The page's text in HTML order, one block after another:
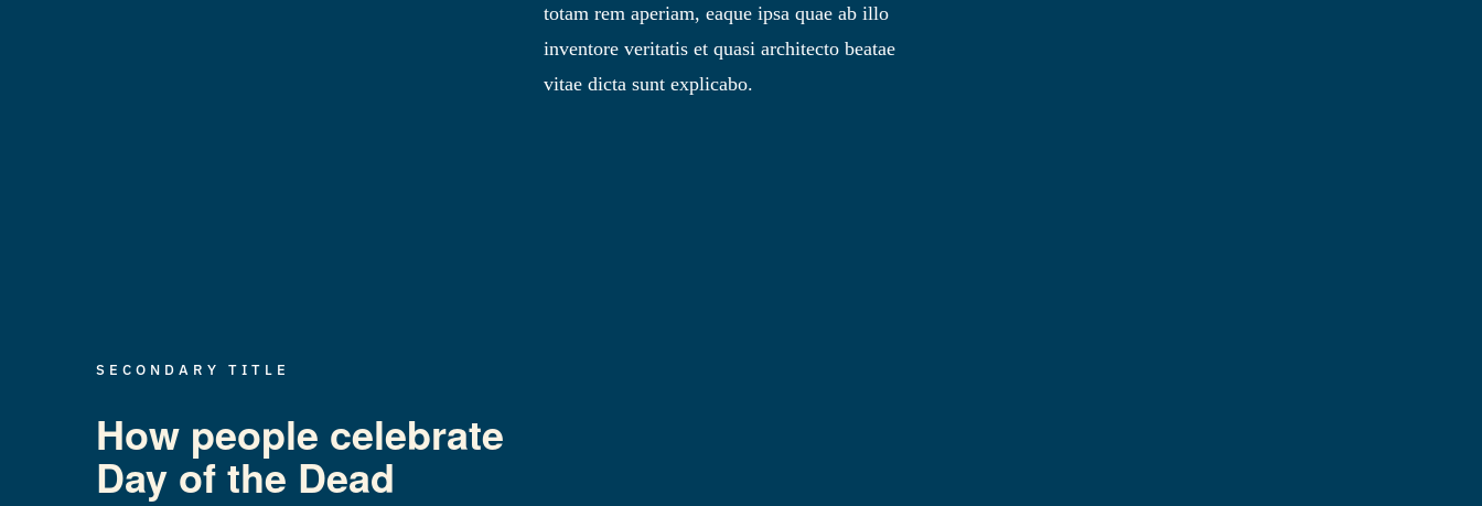
totam rem aperiam, eaque ipsa quae ab illo
inventore veritatis et quasi architecto beatae
vitae dicta sunt explicabo.
SECONDARY TITLE
How people celebrate
Day of the Dead